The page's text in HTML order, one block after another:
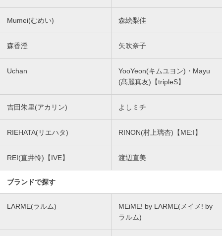
Mumei(むめい) 森絵梨佳
森香澄 矢吹奈子
Uchan
YooYeon(キムユヨン)・Mayu
(髙麗真友)【tripleS】
吉田朱里(アカリン) よしミチ
RIEHATA(リエハタ) RINON(村上璃杏)【ME:I】
REI(直井怜)【IVE】 渡辺直美
ブランドで探す
LARME(ラルム)
MEiME! by LARME(メイメ! by
ラルム)